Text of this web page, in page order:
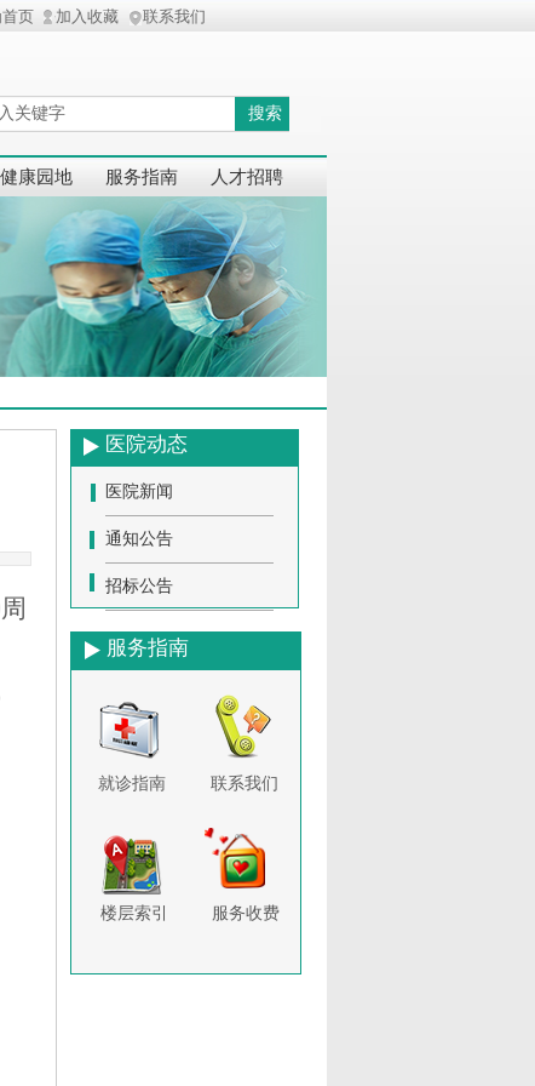
页 加入收藏 联系我们
搜索
健康园地 服务指南 人才招聘
医院动态
医院新闻
通知公告
招标公告
服务指南
联系我们
就诊指南
楼层索引 服务收费